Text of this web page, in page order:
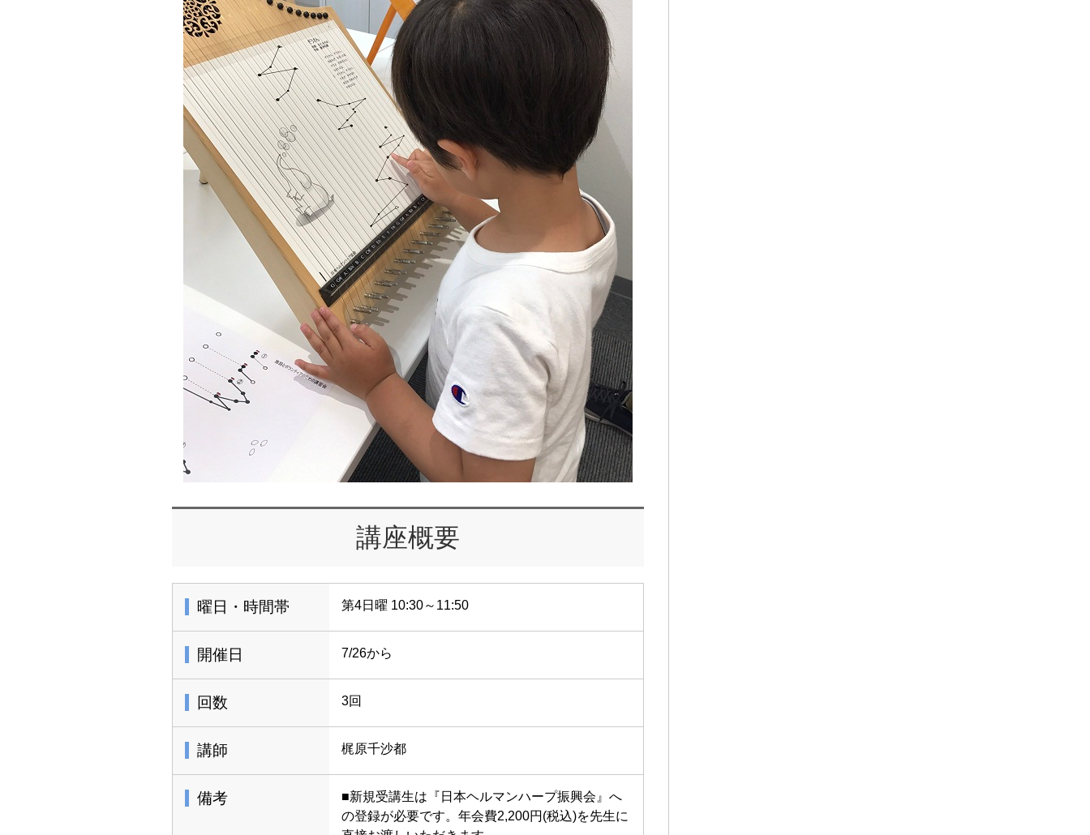
講座概要
曜日・時間帯 第4日曜 10:30～11:50
開催日 7/26から
回数 3回
講師 梶原千沙都
備考
■新規受講生は『日本ヘルマンハープ振興会』へ
の登録が必要です。年会費2,200円(税込)を先生に